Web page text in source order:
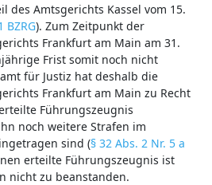
des Amtsgerichts Kassel vom 15.
BZRG). Zum Zeitpunkt der
Frankfurt am Main am 31.
Frist somit noch nicht
für Justiz hat deshalb die
Frankfurt am Main zu Recht
Führungszeugnis
noch weitere Strafen im
sind (§ 32 Abs. 2 Nr. 5 a
erteilte Führungszeugnis ist
nicht zu beanstanden.